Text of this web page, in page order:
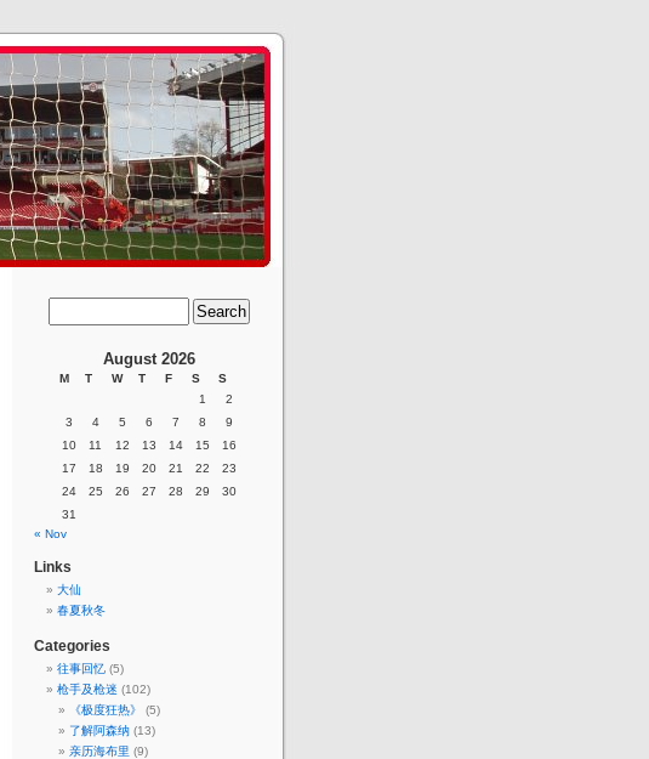
August 2026
M T W T F S
S
1
2
3
4 5 6 7 8
9
10
11 12 13 14 15
16
17
18 19 20 21 22
23
24
25 26 27 28 29
30
31
« Nov
Links
大仙
春夏秋冬
Categories
往事回忆 (5)
枪手及枪迷 (102)
《极度狂热》
(5)
了解阿森纳 (13)
亲历海布里 (9)